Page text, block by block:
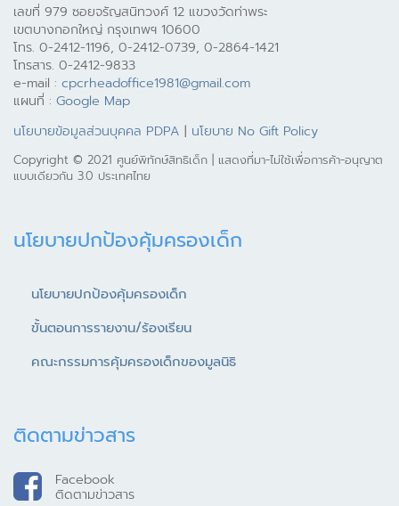
เลขที่ 979 ซอยจรัญสนิทวงศ์ 12 แขวงวัดท่าพระ
เขตบางกอกใหญ่ กรุงเทพฯ 10600
โทร. 0-2412-1196, 0-2412-0739, 0-2864-1421
โทรสาร. 0-2412-9833
e-mail : cpcrheadoffice1981@gmail.com
แผนที่ : Google Map
นโยบายข้อมูลส่วนบุคคล PDPA | นโยบาย No Gift Policy
Copyright © 2021 ศูนย์พิทักษ์สิทธิเด็ก | แสดงที่มา-ไม่ใช้เพื่อการค้า-อนุญาต
แบบเดียวกัน 3.0 ประเทศไทย
นโยบายปกป้องคุ้มครองเด็ก
นโยบายปกป้องคุ้มครองเด็ก
ขั้นตอนการรายงาน/ร้องเรียน
คณะกรรมการคุ้มครองเด็กของมูลนิธิ
ติดตามข่าวสาร
Facebook
ติดตามข่าวสาร